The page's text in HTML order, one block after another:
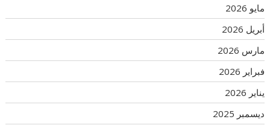
مايو 2026
أبريل 2026
مارس 2026
فبراير 2026
يناير 2026
ديسمبر 2025